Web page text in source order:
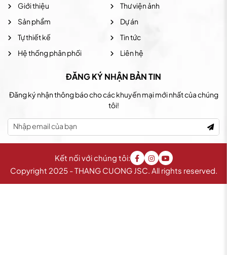
Giới thiệu
Sản phẩm
Tự thiết kế
Hệ thống phân phối
Thư viện ảnh
Dự án
Tin tức
Liên hệ
ĐĂNG KÝ NHẬN BẢN TIN
Đăng ký nhận thông báo cho các khuyến mại mới nhất của chúng
tôi!
Copyright 2025 - THANG CUONG JSC. All rights reserved.
Kết nối với chúng tôi: